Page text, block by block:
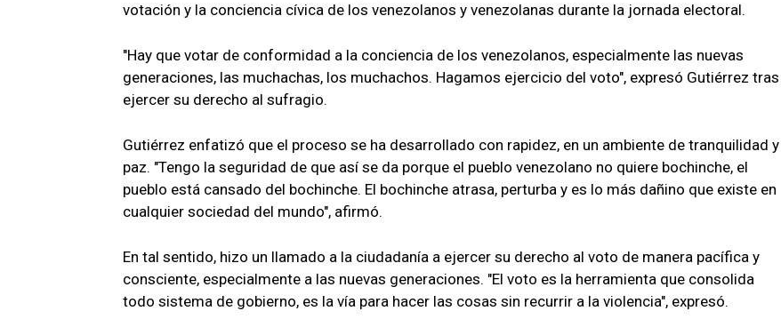
votación y la conciencia cívica de los venezolanos y venezolanas durante la jornada electoral.
"Hay que votar de conformidad a la conciencia de los venezolanos, especialmente las nuevas
generaciones, las muchachas, los muchachos. Hagamos ejercicio del voto", expresó Gutiérrez tras
ejercer su derecho al sufragio.
Gutiérrez enfatizó que el proceso se ha desarrollado con rapidez, en un ambiente de tranquilidad y
paz. "Tengo la seguridad de que así se da porque el pueblo venezolano no quiere bochinche, el
pueblo está cansado del bochinche. El bochinche atrasa, perturba y es lo más dañino que existe en
cualquier sociedad del mundo", afirmó.
En tal sentido, hizo un llamado a la ciudadanía a ejercer su derecho al voto de manera pacífica y
consciente, especialmente a las nuevas generaciones. "El voto es la herramienta que consolida
todo sistema de gobierno, es la vía para hacer las cosas sin recurrir a la violencia", expresó.